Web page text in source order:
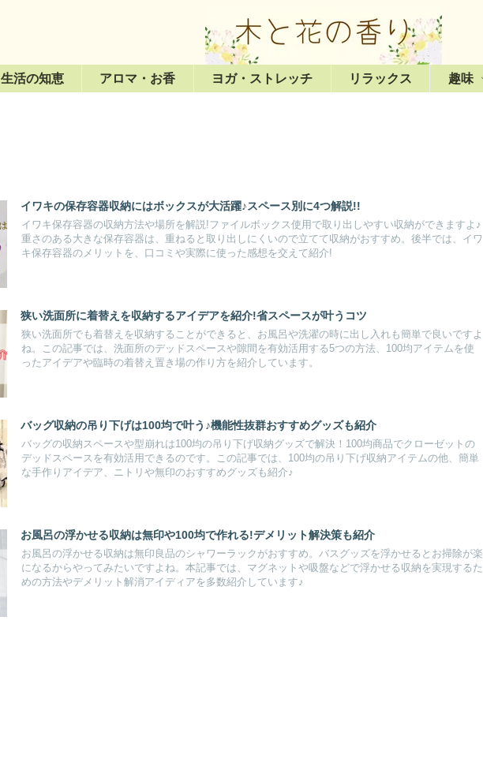
生活の知恵 アロマ・お香 ヨガ・ストレッチ リラックス 趣味
イワキの保存容器収納にはボックスが大活躍♪スペース別に4つ解説!!
イワキ保存容器の収納方法や場所を解説!ファイルボックス使用で取り出しやすい収納ができますよ♪
重さのある大きな保存容器は、重ねると取り出しにくいので立てて収納がおすすめ。後半では、イワ
キ保存容器のメリットを、口コミや実際に使った感想を交えて紹介!
狭い洗面所に着替えを収納するアイデアを紹介!省スペースが叶うコツ
狭い洗面所でも着替えを収納することができると、お風呂や洗濯の時に出し入れも簡単で良いですよ
ね。この記事では、洗面所のデッドスペースや隙間を有効活用する5つの方法、100均アイテムを使
ったアイデアや臨時の着替え置き場の作り方を紹介しています。
バッグ収納の吊り下げは100均で叶う♪機能性抜群おすすめグッズも紹介
バッグの収納スペースや型崩れは100均の吊り下げ収納グッズで解決！100均商品でクローゼットの
デッドスペースを有効活用できるのです。この記事では、100均の吊り下げ収納アイテムの他、簡単
な手作りアイデア、ニトリや無印のおすすめグッズも紹介♪
お風呂の浮かせる収納は無印や100均で作れる!デメリット解決策も紹介
お風呂の浮かせる収納は無印良品のシャワーラックがおすすめ。バスグッズを浮かせるとお掃除が楽
になるからやってみたいですよね。本記事では、マグネットや吸盤などで浮かせる収納を実現するた
めの方法やデメリット解消アイディアを多数紹介しています♪